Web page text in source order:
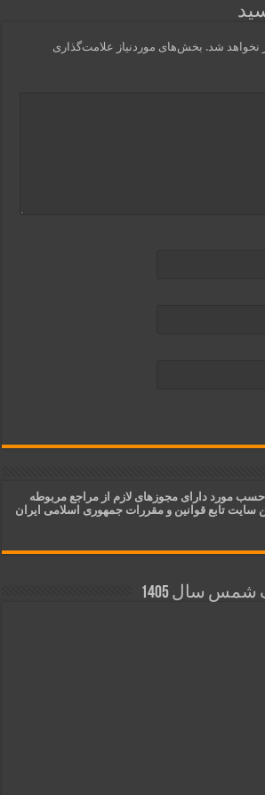
نخواهد شد. بخش‌های موردنیاز علامت‌گذاری
مورد دارای مجوزهای لازم از مراجع مربوطه
سایت تابع قوانین و مقررات جمهوری اسلامی ایران
سال 1405